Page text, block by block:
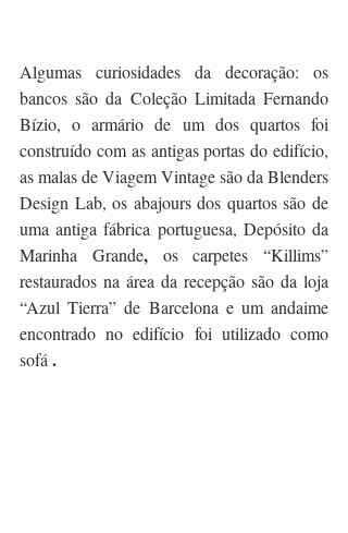
Algumas curiosidades da decoração: os
bancos são da Coleção Limitada Fernando
Bízio, o armário de um dos quartos foi
construído com as antigas portas do edifício,
as malas de Viagem Vintage são da Blenders
Design Lab, os abajours dos quartos são de
uma antiga fábrica portuguesa, Depósito da
Marinha Grande, os carpetes “Killims”
restaurados na área da recepção são da loja
“Azul Tierra” de Barcelona e um andaime
encontrado no edifício foi utilizado como
sofá .